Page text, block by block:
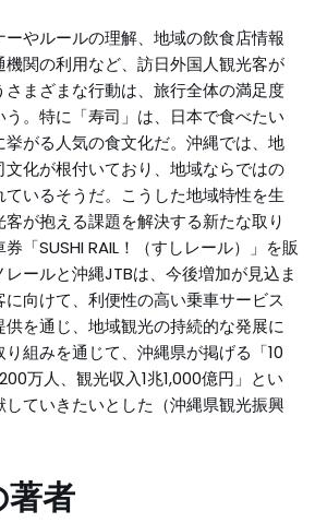
やルールの理解、地域の飲食店情報
関の利用など、訪日外国人観光客が
まざまな行動は、旅行全体の満足度
。特に「寿司」は、日本で食べたい
がる人気の食文化だ。沖縄では、地
化が根付いており、地域ならではの
いるそうだ。こうした地域特性を生
が抱える課題を解決する新たな取り
「SUSHI RAIL！（すしレール）」を販
ールと沖縄JTBは、今後増加が見込ま
向けて、利便性の高い乗車サービス
を通じ、地域観光の持続的な発展に
組みを通じて、沖縄県が掲げる「10
万人、観光収入1兆1,000億円」とい
していきたいとした（沖縄県観光振興
著者